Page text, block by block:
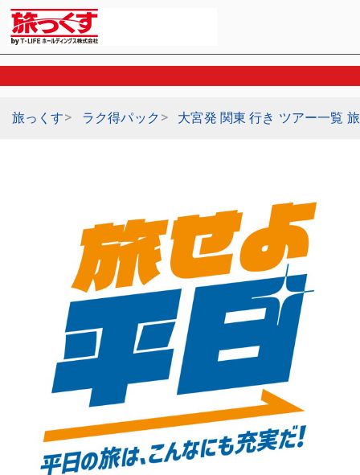
旅っくす ラク得パック 大宮発 関東 行き ツアー一覧